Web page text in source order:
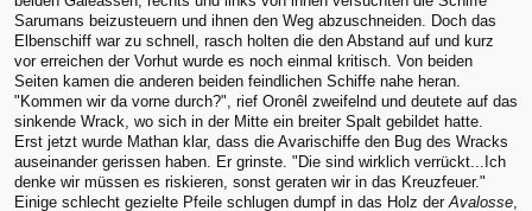
Sarumans beizusteuern und ihnen den Weg abzuschneiden. Doch das
Elbenschiff war zu schnell, rasch holten die den Abstand auf und kurz
vor erreichen der Vorhut wurde es noch einmal kritisch. Von beiden
Seiten kamen die anderen beiden feindlichen Schiffe nahe heran.
"Kommen wir da vorne durch?", rief Oronêl zweifelnd und deutete auf das
sinkende Wrack, wo sich in der Mitte ein breiter Spalt gebildet hatte.
Erst jetzt wurde Mathan klar, dass die Avarischiffe den Bug des Wracks
auseinander gerissen haben. Er grinste. "Die sind wirklich verrückt...Ich
denke wir müssen es riskieren, sonst geraten wir in das Kreuzfeuer."
Einige schlecht gezielte Pfeile schlugen dumpf in das Holz derAvalosse,